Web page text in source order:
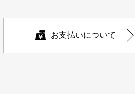
お支払いについて